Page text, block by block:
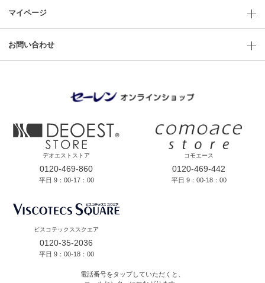
マイページ
お問い合わせ
デオエストストア
0120-469-860
平日 9：00-17：00
コモエース
0120-469-442
平日 9：00-18：00
ビスコテックススクエア
0120-35-2036
平日 9：00-18：00
電話番号をタップしていただくと、